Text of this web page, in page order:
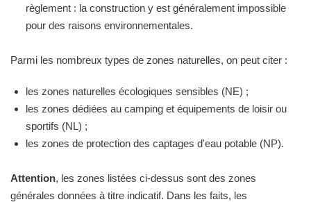
règlement : la construction y est généralement impossible
pour des raisons environnementales.
Parmi les nombreux types de zones naturelles, on peut citer :
les zones naturelles écologiques sensibles (NE) ;
les zones dédiées au camping et équipements de loisir ou
sportifs (NL) ;
les zones de protection des captages d'eau potable (NP).
Attention, les zones listées ci-dessus sont des zones
générales données à titre indicatif. Dans les faits, les